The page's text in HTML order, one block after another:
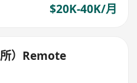
$20K-40K/月
）Remote